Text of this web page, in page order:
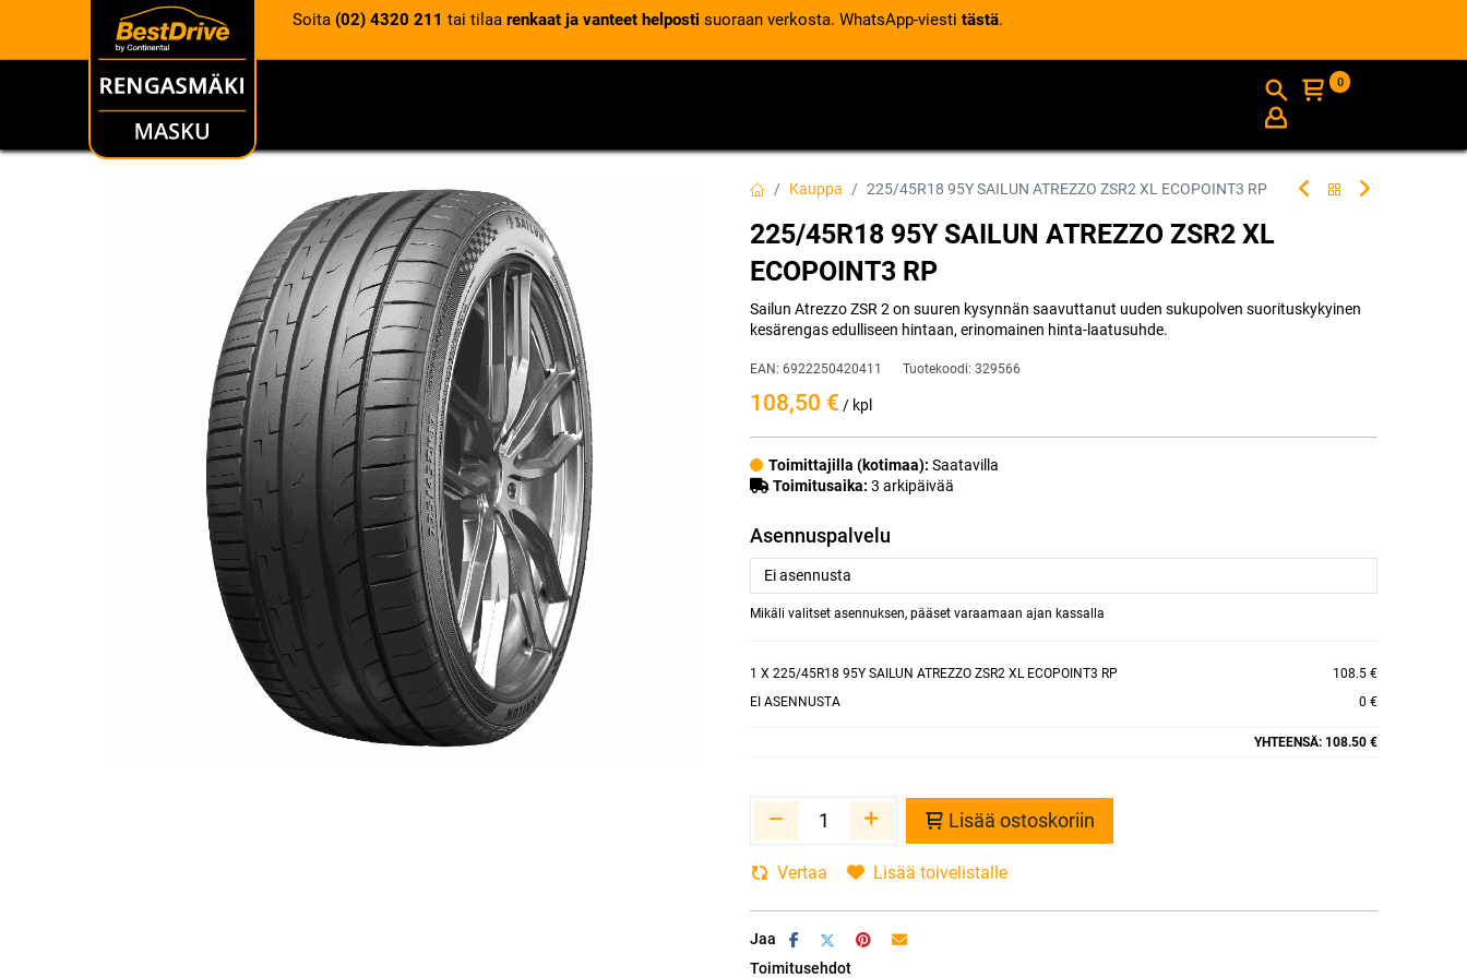
Soita (02) 4320 211 tai tilaa renkaat ja vanteet helposti suoraan verkosta. WhatsApp-viesti tästä.
RENKAAT INFO
0
Kauppa 225/45R18 95Y SAILUN ATREZZO ZSR2 XL ECOPOINT3 RP
225/45R18 95Y SAILUN ATREZZO ZSR2 XL
ECOPOINT3 RP
Sailun Atrezzo ZSR 2 on suuren kysynnän saavuttanut uuden sukupolven suorituskykyinen
kesärengas edulliseen hintaan, erinomainen hinta-laatusuhde.
EAN: 6922250420411 Tuotekoodi: 329566
108,50 € / kpl
Toimittajilla (kotimaa): Saatavilla
Toimitusaika: 3 arkipäivää
Asennuspalvelu
Mikäli valitset asennuksen, pääset varaamaan ajan kassalla
1 X 225/45R18 95Y SAILUN ATREZZO ZSR2 XL ECOPOINT3 RP
108.5 €
EI ASENNUSTA
0 €
YHTEENSÄ: 108.50 €
Lisää ostoskoriin
Vertaa Lisää toivelistalle
Jaa
Toimitusehdot